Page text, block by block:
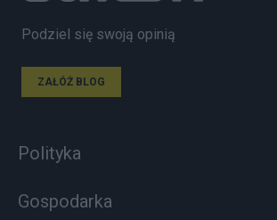
Podziel się swoją opinią
ZAŁÓŻ BLOG
Polityka
Gospodarka